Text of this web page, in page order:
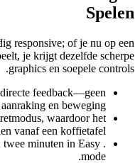
Spelen
responsive; of je nu op een
je krijgt dezelfde scherpe
graphics en soepele controls.
feedback—geen
en beweging.
waardoor het
vanaf een koffietafel.
twee minuten in Easy
mode.